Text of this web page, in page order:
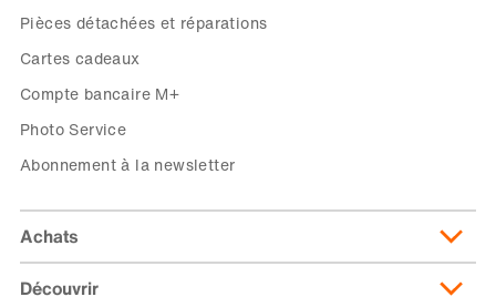
Pièces détachées et réparations
Cartes cadeaux
Compte bancaire M+
Photo Service
Abonnement à la newsletter
Achats
Livraison et frais de livraison
Découvrir